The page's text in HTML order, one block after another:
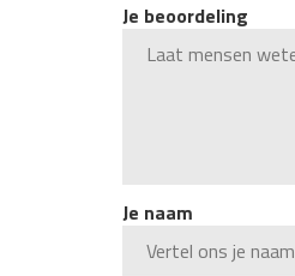
Je beoordeling
Je naam